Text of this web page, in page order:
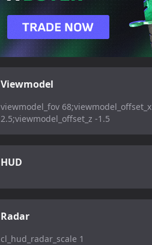
Viewmodel
viewmodel_fov 68;viewmodel_offset_x
2.5;viewmodel_offset_z -1.5
HUD
Radar
cl_hud_radar_scale 1